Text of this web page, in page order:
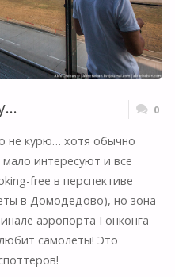
0
не курю… хотя обычно
интересуют и все
free в перспективе
в Домодедово), но зона
аэропорта Гонконга
самолеты! Это